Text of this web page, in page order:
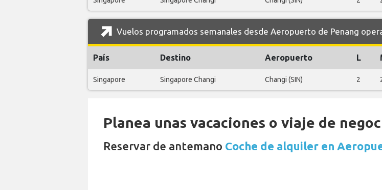
Vuelos programados semanales desde Aeropuerto de Penang
País Destino Aeropuerto L
Singapore Singapore Changi Changi (SIN) 2
Planea unas vacaciones o viaje de
Reservar de antemano Coche de alquiler en